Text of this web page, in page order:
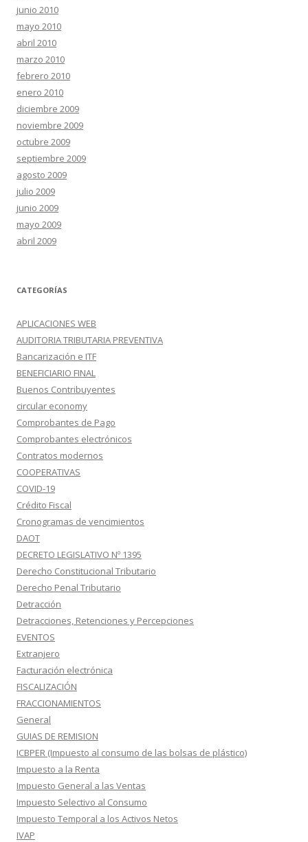
junio 2010
mayo 2010
abril 2010
marzo 2010
febrero 2010
enero 2010
diciembre 2009
noviembre 2009
octubre 2009
septiembre 2009
agosto 2009
julio 2009
junio 2009
mayo 2009
abril 2009
CATEGORÍAS
APLICACIONES WEB
AUDITORIA TRIBUTARIA PREVENTIVA
Bancarización e ITF
BENEFICIARIO FINAL
Buenos Contribuyentes
circular economy
Comprobantes de Pago
Comprobantes electrónicos
Contratos modernos
COOPERATIVAS
COVID-19
Crédito Fiscal
Cronogramas de vencimientos
DAOT
DECRETO LEGISLATIVO Nº 1395
Derecho Constitucional Tributario
Derecho Penal Tributario
Detracción
Detracciones, Retenciones y Percepciones
EVENTOS
Extranjero
Facturación electrónica
FISCALIZACIÓN
FRACCIONAMIENTOS
General
GUIAS DE REMISION
ICBPER (Impuesto al consumo de las bolsas de plástico)
Impuesto a la Renta
Impuesto General a las Ventas
Impuesto Selectivo al Consumo
Impuesto Temporal a los Activos Netos
IVAP